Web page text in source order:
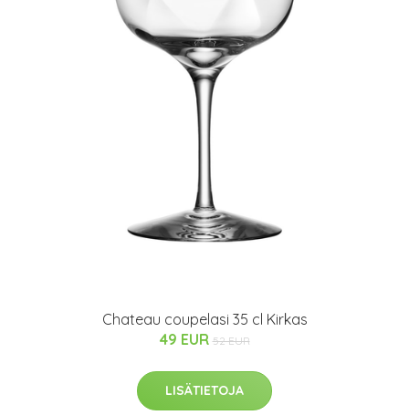
Chateau coupelasi 35 cl Kirkas
49 EUR 52 EUR
LISÄTIETOJA